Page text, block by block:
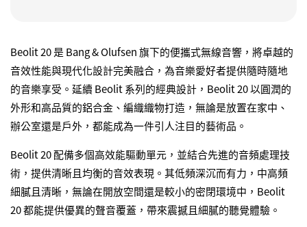
Beolit 20 是 Bang & Olufsen 旗下的便攜式無線音響，將卓越的
音效性能與現代化設計完美融合，為音樂愛好者提供隨時隨地
的音樂享受。延續 Beolit 系列的經典設計，Beolit 20 以圓潤的
外形和高品質的鋁合金、編織織物打造，無論是放置在家中、
辦公室還是戶外，都能成為一件引人注目的藝術品。
Beolit 20 配備多個高效能驅動單元，並結合先進的音頻處理技
術，提供清晰且均衡的音效表現。其低頻深沉而有力，中高頻
細膩且清晰，無論在開放空間還是較小的密閉環境中，Beolit
20 都能提供優異的聲音覆蓋，帶來震撼且細膩的聽覺體驗。